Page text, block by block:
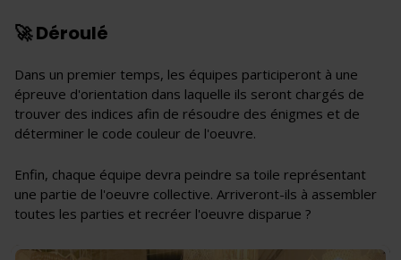
🚀 Déroulé
Dans un premier temps, les équipes participeront à une
épreuve d'orientation dans laquelle ils seront chargés de
trouver des indices afin de résoudre des énigmes et de
déterminer le code couleur de l'oeuvre.
Enfin, chaque équipe devra peindre sa toile représentant
une partie de l'oeuvre collective. Arriveront-ils à assembler
toutes les parties et recréer l'oeuvre disparue ?